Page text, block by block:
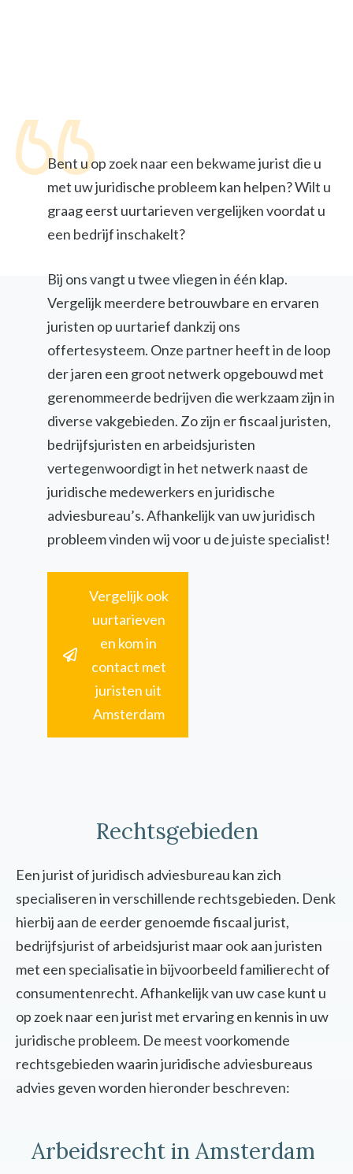
Bent u op zoek naar een bekwame jurist die u
met uw juridische probleem kan helpen? Wilt u
graag eerst uurtarieven vergelijken voordat u
een bedrijf inschakelt?
Bij ons vangt u twee vliegen in één klap.
Vergelijk meerdere betrouwbare en ervaren
juristen op uurtarief dankzij ons
offertesysteem. Onze partner heeft in de loop
der jaren een groot netwerk opgebouwd met
gerenommeerde bedrijven die werkzaam zijn in
diverse vakgebieden. Zo zijn er fiscaal juristen,
bedrijfsjuristen en arbeidsjuristen
vertegenwoordigt in het netwerk naast de
juridische medewerkers en juridische
adviesbureau’s. Afhankelijk van uw juridisch
probleem vinden wij voor u de juiste specialist!
Vergelijk ook
uurtarieven
en kom in
contact met
juristen uit
Amsterdam
Rechtsgebieden
Een jurist of juridisch adviesbureau kan zich
specialiseren in verschillende rechtsgebieden. Denk
hierbij aan de eerder genoemde fiscaal jurist,
bedrijfsjurist of arbeidsjurist maar ook aan juristen
met een specialisatie in bijvoorbeeld familierecht of
consumentenrecht. Afhankelijk van uw case kunt u
op zoek naar een jurist met ervaring en kennis in uw
juridische probleem. De meest voorkomende
rechtsgebieden waarin juridische adviesbureaus
advies geven worden hieronder beschreven:
Arbeidsrecht in Amsterdam